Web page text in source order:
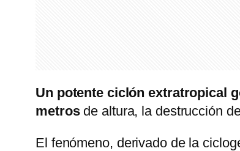
Un potente ciclón extratropical
metrosde altura, la destrucción
El fenómeno, derivado de la